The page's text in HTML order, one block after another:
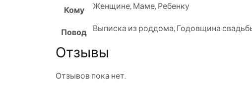
Кому Женщине,Маме,Ребенку
Повод Выписка из роддома,Годовщина
Отзывы
Отзывов пока нет.